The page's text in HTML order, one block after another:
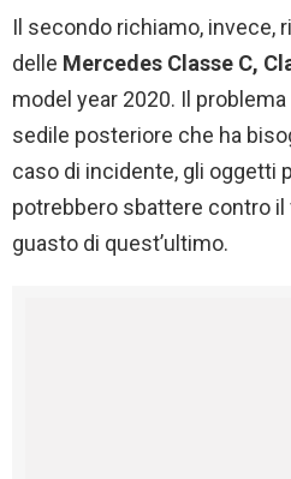
Il secondo richiamo, invece,
delle Mercedes Classe C,
model year 2020. Il
sedile posteriore che ha
caso di incidente, gli oggetti
potrebbero sbattere contro
guasto di quest’ultimo.